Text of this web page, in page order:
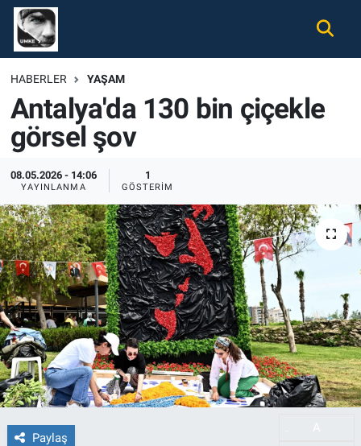
HABERLER YAŞAM
Antalya'da 130 bin çiçekle
görsel şov
08.05.2026 - 14:06
YAYINLANMA
1
GÖSTERIM
Paylaş
Gündem
Ekonomi
Spor
Magazin
Tüm Haberler
İletişim
Künye
Nöbetçi Eczaneler
Hava Durumu
Namaz Vakitleri
Trafik Durumu
Süper Lig Puan Durumu ve Fikstür
Tüm Manşetler
Son Dakika Haberleri
Haber Arşivi